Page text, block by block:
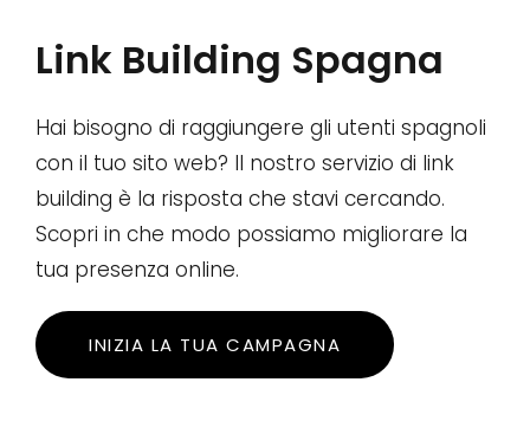
Link Building Spagna
Hai bisogno di raggiungere gli utenti spagnoli
con il tuo sito web? Il nostro servizio di link
building è la risposta che stavi cercando.
Scopri in che modo possiamo migliorare la
tua presenza online.
INIZIA LA TUA CAMPAGNA